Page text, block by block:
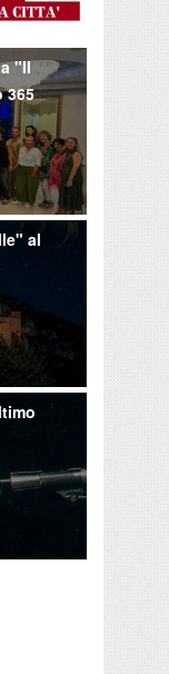
"Il
365
al